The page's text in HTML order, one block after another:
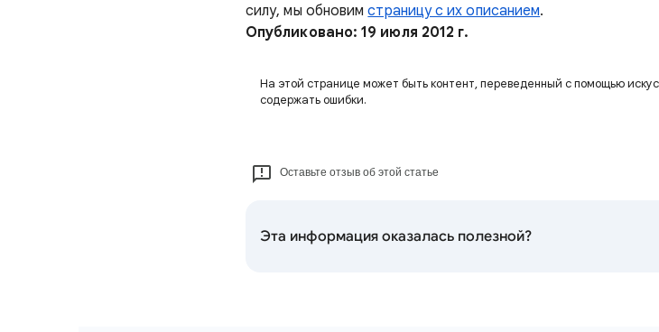
силу, мы обновимстраницу с их описанием.
Опубликовано: 19 июля 2012 г.
На этой странице может быть контент, переведенный с помощью
содержать ошибки.
Оставьте отзыв об этой статье
Эта информация оказалась полезной?